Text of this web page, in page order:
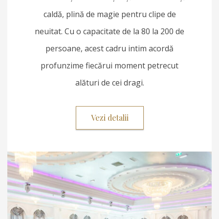
caldă, plină de magie pentru clipe de
neuitat. Cu o capacitate de la 80 la 200 de
persoane, acest cadru intim acordă
profunzime fiecărui moment petrecut
alături de cei dragi.
Vezi detalii